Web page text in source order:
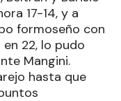
17-14, y a
formoseño con
22, lo pudo
Mangini.
hasta que